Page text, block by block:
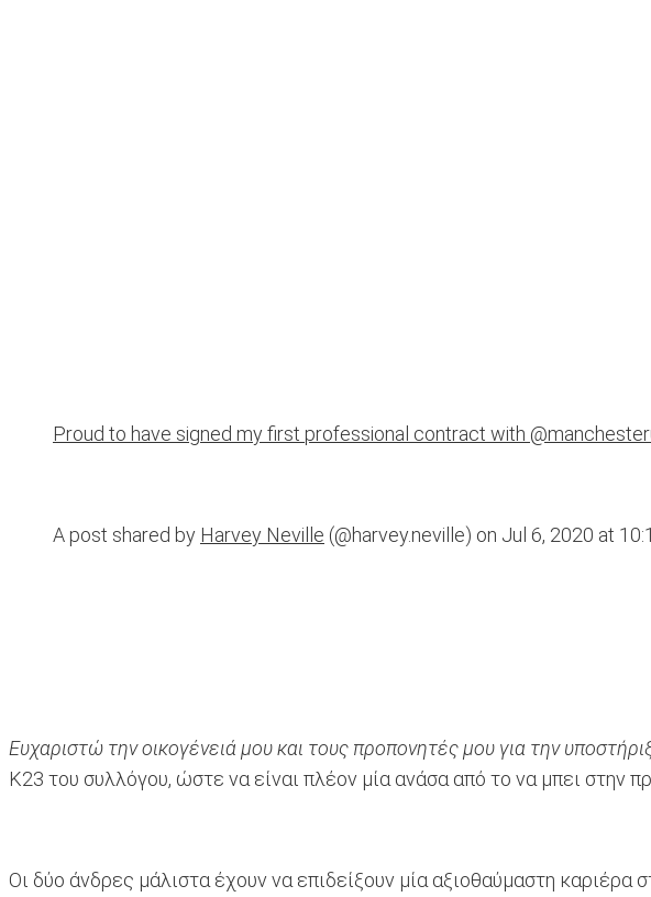
Proud to have signed my first professional contract with
A post shared by Harvey Neville (@harvey.neville) on Jul 6, 2020 at
Ευχαριστώ την οικογένειά μου και τους προπονητές μου για την
Κ23 του συλλόγου, ώστε να είναι πλέον μία ανάσα από το να μπει στην
Οι δύο άνδρες μάλιστα έχουν να επιδείξουν μία αξιοθαύμαστη